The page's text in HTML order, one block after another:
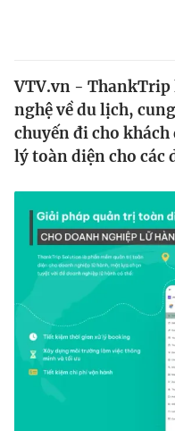
Thế giới
Tin tức
Thế giới đó đây
Kinh tế
Thị trường
Góc doanh nghiệp
Dữ liệu và đời sống
Truyền hình
Hậu trường
Nhân vật
Khán giả
Giải trí
Điện ảnh
Âm nhạc
Đời sống
Du lịch
VTV.vn - ThankTrip
nghệ về du lịch,
chuyến đi cho
lý toàn diện cho các